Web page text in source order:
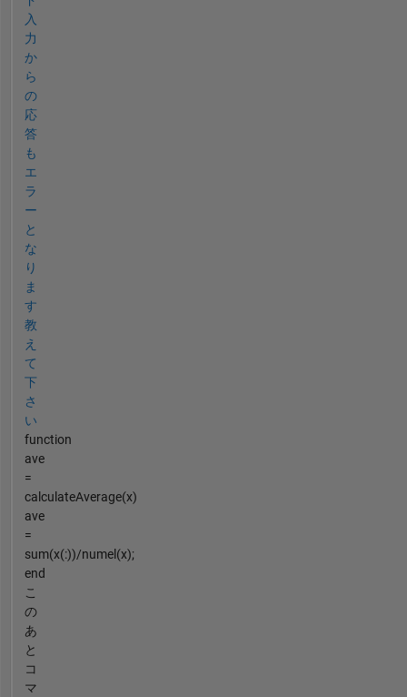
入
力
か
ら
の
応
答
も
エ
ラ
ー
と
な
り
ま
す
教
え
て
下
さ
い
function
ave
=
calculateAverage(x)
ave
=
sum(x(:))/numel(x);
end
こ
の
あ
と
コ
マ